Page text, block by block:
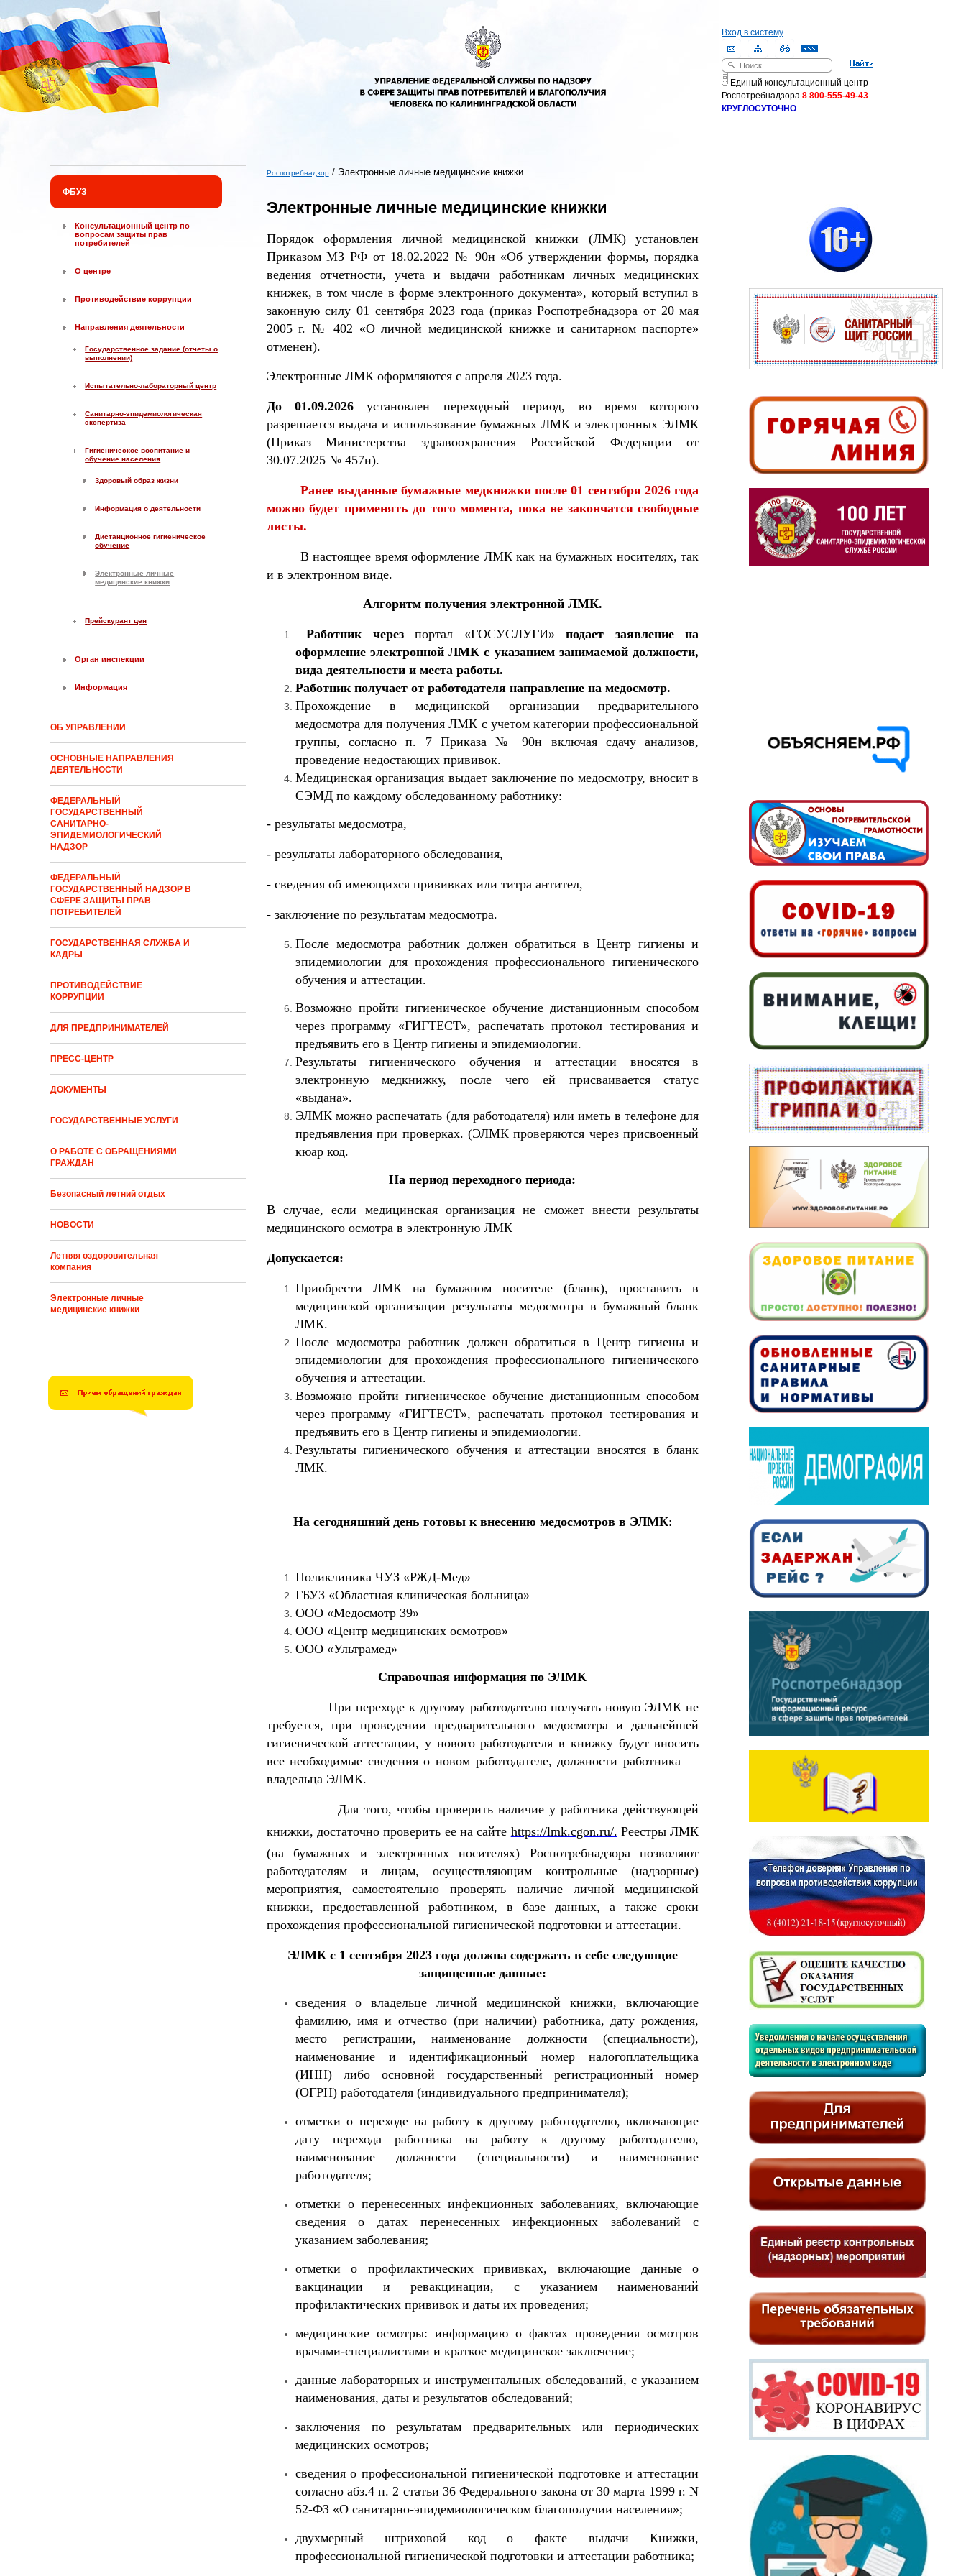
Перейти к основному содержанию
Вход в систему
Форма поиска
Поиск
Единый консультационный центр
Роспотребнадзора 8 800-555-49-43
КРУГЛОСУТОЧНО
ФБУЗ
Консультационный центр по
вопросам защиты прав
потребителей
О центре
Противодействие коррупции
Направления деятельности
Государственное задание (отчеты о
выполнении)
Испытательно-лабораторный центр
Санитарно-эпидемиологическая
экспертиза
Гигиеническое воспитание и
обучение населения
Здоровый образ жизни
Информация о деятельности
Дистанционное гигиеническое
обучение
Электронные личные
медицинские книжки
Прейскурант цен
Орган инспекции
Информация
ОБ УПРАВЛЕНИИ
ОСНОВНЫЕ НАПРАВЛЕНИЯ
ДЕЯТЕЛЬНОСТИ
ФЕДЕРАЛЬНЫЙ
ГОСУДАРСТВЕННЫЙ
САНИТАРНО-
ЭПИДЕМИОЛОГИЧЕСКИЙ
НАДЗОР
ФЕДЕРАЛЬНЫЙ
ГОСУДАРСТВЕННЫЙ НАДЗОР В
СФЕРЕ ЗАЩИТЫ ПРАВ
ПОТРЕБИТЕЛЕЙ
ГОСУДАРСТВЕННАЯ СЛУЖБА И
КАДРЫ
ПРОТИВОДЕЙСТВИЕ
КОРРУПЦИИ
ДЛЯ ПРЕДПРИНИМАТЕЛЕЙ
ПРЕСС-ЦЕНТР
ДОКУМЕНТЫ
ГОСУДАРСТВЕННЫЕ УСЛУГИ
О РАБОТЕ С ОБРАЩЕНИЯМИ
ГРАЖДАН
Безопасный летний отдых
НОВОСТИ
Летняя оздоровительная
компания
Электронные личные
медицинские книжки
Роспотребнадзор / Электронные личные медицинские книжки
Электронные личные медицинские книжки
Порядок оформления личной медицинской книжки (ЛМК) установлен
Приказом МЗ РФ от 18.02.2022 № 90н «Об утверждении формы, порядка
ведения отчетности, учета и выдачи работникам личных медицинских
книжек, в том числе в форме электронного документа», который вступил в
законную силу 01 сентября 2023 года (приказ Роспотребнадзора от 20 мая
2005 г. № 402 «О личной медицинской книжке и санитарном паспорте»
отменен).
Электронные ЛМК оформляются с апреля 2023 года.
До 01.09.2026 установлен переходный период, во время которого
разрешается выдача и использование бумажных ЛМК и электронных ЭЛМК
(Приказ Министерства здравоохранения Российской Федерации от
30.07.2025 № 457н).
Ранее выданные бумажные медкнижки после 01 сентября 2026 года
можно будет применять до того момента, пока не закончатся свободные
листы.
В настоящее время оформление ЛМК как на бумажных носителях, так
и в электронном виде.
Алгоритм получения электронной ЛМК.
Работник черезпортал «ГОСУСЛУГИ» подает заявление на
оформление электронной ЛМК с указанием занимаемой должности,
вида деятельности и места работы.
Работник получает от работодателя направление на медосмотр.
Прохождение в медицинской организации предварительного
медосмотра для получения ЛМК с учетом категории профессиональной
группы, согласно п. 7 Приказа № 90н включая сдачу анализов,
проведение недостающих прививок.
Медицинская организация выдает заключение по медосмотру, вносит в
СЭМД по каждому обследованному работнику:
- результаты медосмотра,
- результаты лабораторного обследования,
- сведения об имеющихся прививках или титра антител,
- заключение по результатам медосмотра.
После медосмотра работник должен обратиться в Центр гигиены и
эпидемиологии для прохождения профессионального гигиенического
обучения и аттестации.
Возможно пройти гигиеническое обучение дистанционным способом
через программу «ГИГТЕСТ», распечатать протокол тестирования и
предъявить его в Центр гигиены и эпидемиологии.
Результаты гигиенического обучения и аттестации вносятся в
электронную медкнижку, после чего ей присваивается статус
«выдана».
ЭЛМК можно распечатать (для работодателя) или иметь в телефоне для
предъявления при проверках. (ЭЛМК проверяются через присвоенный
кюар код.
На период переходного периода:
В случае, если медицинская организация не сможет внести результаты
медицинского осмотра в электронную ЛМК
Допускается:
Приобрести ЛМК на бумажном носителе (бланк), проставить в
медицинской организации результаты медосмотра в бумажный бланк
ЛМК.
После медосмотра работник должен обратиться в Центр гигиены и
эпидемиологии для прохождения профессионального гигиенического
обучения и аттестации.
Возможно пройти гигиеническое обучение дистанционным способом
через программу «ГИГТЕСТ», распечатать протокол тестирования и
предъявить его в Центр гигиены и эпидемиологии.
Результаты гигиенического обучения и аттестации вносятся в бланк
ЛМК.
На сегодняшний день готовы к внесению медосмотров в ЭЛМК:
Поликлиника ЧУЗ «РЖД-Мед»
ГБУЗ «Областная клиническая больница»
ООО «Медосмотр 39»
ООО «Центр медицинских осмотров»
ООО «Ультрамед»
Справочная информация по ЭЛМК
При переходе к другому работодателю получать новую ЭЛМК не
требуется, при проведении предварительного медосмотра и дальнейшей
гигиенической аттестации, у нового работодателя в книжку будут вносить
все необходимые сведения о новом работодателе, должности работника —
владельца ЭЛМК.
Для того, чтобы проверить наличие у работника действующей
книжки, достаточно проверить ее на сайте https://lmk.cgon.ru/. Реестры ЛМК
(на бумажных и электронных носителях) Роспотребнадзора позволяют
работодателям и лицам, осуществляющим контрольные (надзорные)
мероприятия, самостоятельно проверять наличие личной медицинской
книжки, предоставленной работником, в базе данных, а также сроки
прохождения профессиональной гигиенической подготовки и аттестации.
ЭЛМК с 1 сентября 2023 года должна содержать в себе следующие
защищенные данные:
сведения о владельце личной медицинской книжки, включающие
фамилию, имя и отчество (при наличии) работника, дату рождения,
место регистрации, наименование должности (специальности),
наименование и идентификационный номер налогоплательщика
(ИНН) либо основной государственный регистрационный номер
(ОГРН) работодателя (индивидуального предпринимателя);
отметки о переходе на работу к другому работодателю, включающие
дату перехода работника на работу к другому работодателю,
наименование должности (специальности) и наименование
работодателя;
отметки о перенесенных инфекционных заболеваниях, включающие
сведения о датах перенесенных инфекционных заболеваний с
указанием заболевания;
отметки о профилактических прививках, включающие данные о
вакцинации и ревакцинации, с указанием наименований
профилактических прививок и даты их проведения;
медицинские осмотры: информацию о фактах проведения осмотров
врачами-специалистами и краткое медицинское заключение;
данные лабораторных и инструментальных обследований, с указанием
наименования, даты и результатов обследований;
заключения по результатам предварительных или периодических
медицинских осмотров;
сведения о профессиональной гигиенической подготовке и аттестации
согласно абз.4 п. 2 статьи 36 Федерального закона от 30 марта 1999 г. N
52-ФЗ «О санитарно-эпидемиологическом благополучии населения»;
двухмерный штриховой код о факте выдачи Книжки,
профессиональной гигиенической подготовки и аттестации работника;